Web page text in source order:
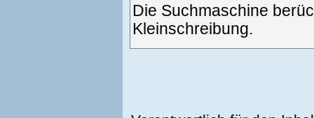
Die Suchmaschine
Kleinschreibung.